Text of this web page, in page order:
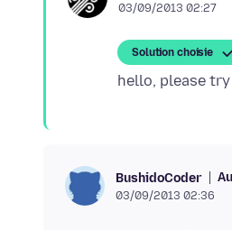
03/09/2013 02:27
Solution choisie
hello, please
BushidoCoder
03/09/2013 02:36